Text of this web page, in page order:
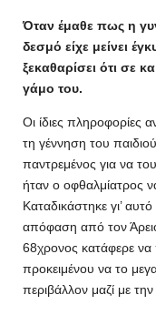
Όταν έμαθε πως η
δεσμό είχε μείνει
ξεκαθαρίσει ότι σε
γάμο του.
Οι ίδιες πληροφορίες
τη γέννηση του
παντρεμένος για να
ήταν ο οφθαλμίατρος να
Καταδικάστηκε γι’
απόφαση από τον
68χρονος κατάφερε να
προκειμένου να το
περιβάλλον μαζί με